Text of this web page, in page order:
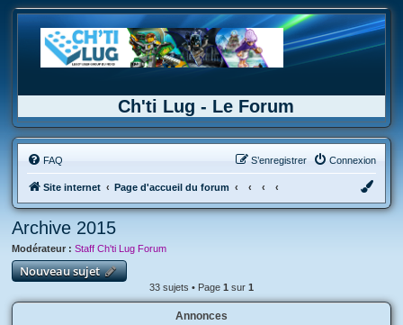
Ch'ti Lug - Le Forum
FAQ Connexion
S’enregistrer
Site internet Page d'accueil du forum
Archive 2015
Modérateur : Staff Ch'ti Lug Forum
Nouveau sujet
33 sujets • Page 1 sur 1
Annonces